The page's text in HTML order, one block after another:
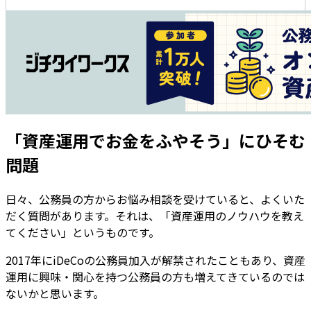
「資産運用でお金をふやそう」にひそむ
問題
日々、公務員の方からお悩み相談を受けていると、よくいた
だく質問があります。それは、「資産運用のノウハウを教え
てください」というものです。
2017年にiDeCoの公務員加入が解禁されたこともあり、資産
運用に興味・関心を持つ公務員の方も増えてきているのでは
ないかと思います。